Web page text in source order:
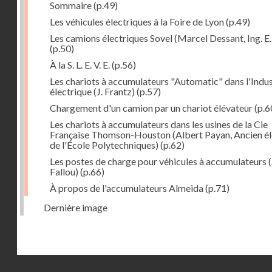
Sommaire(p.49)
Les véhicules électriques à la Foire de Lyon(p.49)
Les camions électriques Sovel (Marcel Dessant, Ing. E.
(p.50)
À la S. L. E. V. E. (p.56)
Les chariots à accumulateurs "Automatic" dans
électrique (J. Frantz) (p.57)
Chargement d'un camion par un chariot élévateur
Les chariots à accumulateurs dans les usines de la Cie
Française Thomson-Houston (Albert Payan, Ancien
de l'École Polytechniques) (p.62)
Les postes de charge pour véhicules à accumulateurs
Fallou) (p.66)
À propos de l'accumulateurs Almeida(p.71)
Dernière image